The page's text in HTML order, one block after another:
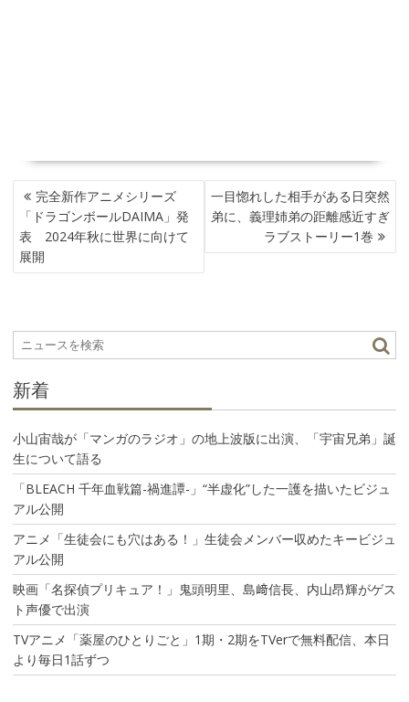
投
稿
ナ
ビ
ゲ
ョ
ン
完全新作アニメシリーズ
「ドラゴンボールDAIMA」発
表 2024年秋に世界に向けて
展開
一目惚れした相手がある日突然
弟に、義理姉弟の距離感近すぎ
ラブストーリー1巻
新着
小山宙哉が「マンガのラジオ」の地上波版に出演、「宇宙兄弟」誕
生について語る
「BLEACH 千年血戦篇-禍進譚-」“半虚化”した一護を描いたビジュ
アル公開
アニメ「生徒会にも穴はある！」生徒会メンバー収めたキービジュ
アル公開
映画「名探偵プリキュア！」鬼頭明里、島﨑信長、内山昂輝がゲス
ト声優で出演
TVアニメ「薬屋のひとりごと」1期・2期をTVerで無料配信、本日
より毎日1話ずつ